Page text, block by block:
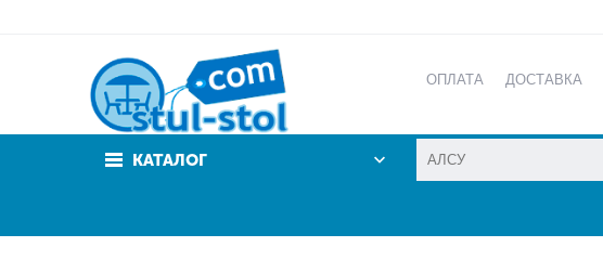
ОПЛАТА ДОСТАВКА
КАТАЛОГ